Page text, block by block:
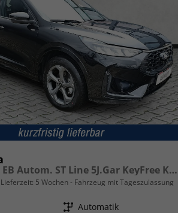
ST-Line 1.5 EB Autom. ST Line 5J.Gar KeyFree Kamera
5 Wochen Fahrzeug mit Tageszulassung
Getriebe Automatik